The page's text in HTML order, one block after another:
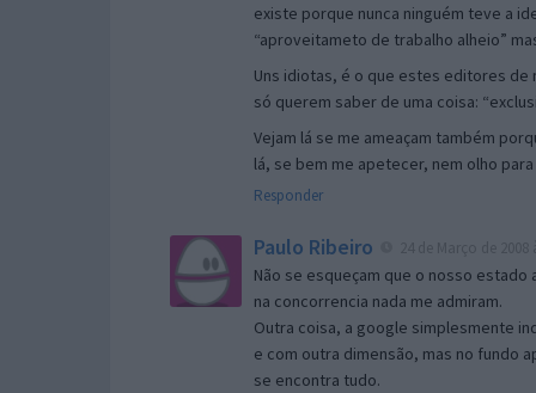
existe porque nunca ninguém teve a
“aproveitameto de trabalho alheio”
Uns idiotas, é o que estes editores
só querem saber de uma coisa:
Vejam lá se me ameaçam também
lá, se bem me apetecer, nem olho
Responder
Paulo Ribeiro
Não se esqueçam que o nosso
na concorrencia nada me admiram.
Outra coisa, a google simplesmente
e com outra dimensão, mas no fundo
se encontra tudo.